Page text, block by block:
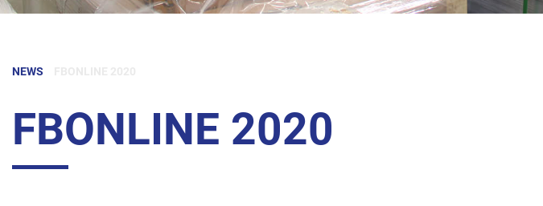
NEWS
FBONLINE 2020